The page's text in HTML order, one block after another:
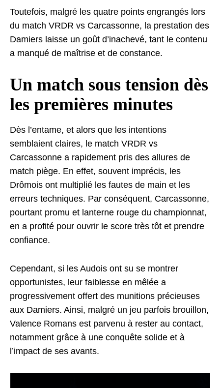
Toutefois, malgré les quatre points engrangés lors
du match VRDR vs Carcassonne, la prestation des
Damiers laisse un goût d’inachevé, tant le contenu
a manqué de maîtrise et de constance.
Un match sous tension dès
les premières minutes
Dès l’entame, et alors que les intentions
semblaient claires, le match VRDR vs
Carcassonne a rapidement pris des allures de
match piège. En effet, souvent imprécis, les
Drômois ont multiplié les fautes de main et les
erreurs techniques. Par conséquent, Carcassonne,
pourtant promu et lanterne rouge du championnat,
en a profité pour ouvrir le score très tôt et prendre
confiance.
Cependant, si les Audois ont su se montrer
opportunistes, leur faiblesse en mêlée a
progressivement offert des munitions précieuses
aux Damiers. Ainsi, malgré un jeu parfois brouillon,
Valence Romans est parvenu à rester au contact,
notamment grâce à une conquête solide et à
l’impact de ses avants.